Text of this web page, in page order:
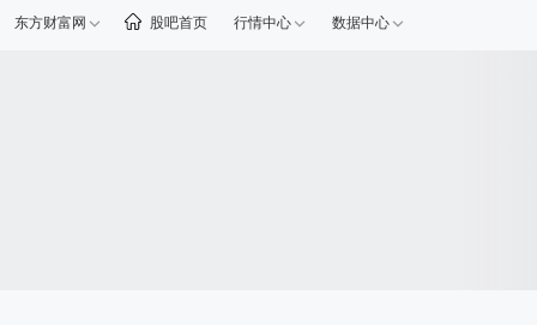
东方财富网 股吧首页 行情中心 数据中心